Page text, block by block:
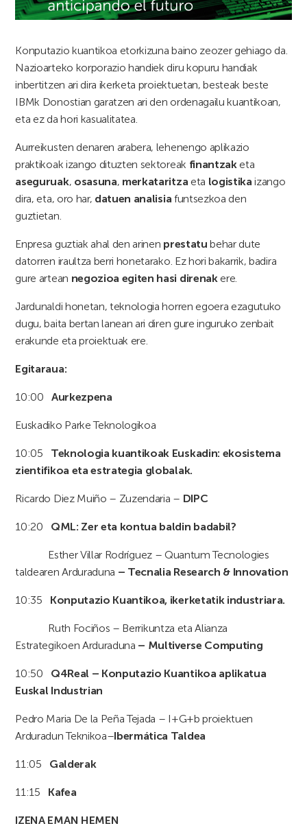
Konputazio kuantikoa etorkizuna baino zeozer gehiago da.
Nazioarteko korporazio handiek diru kopuru handiak
inbertitzen ari dira ikerketa proiektuetan, besteak beste
IBMk Donostian garatzen ari den ordenagailu kuantikoan,
eta ez da hori kasualitatea.
Aurreikusten denaren arabera, lehenengo aplikazio
praktikoak izango dituzten sektoreak finantzak eta
aseguruak, osasuna, merkataritza eta logistika izango
dira, eta, oro har, datuen analisia funtsezkoa den
guztietan.
Enpresa guztiak ahal den arinen prestatu behar dute
datorren iraultza berri honetarako. Ez hori bakarrik, badira
gure artean negozioa egiten hasi direnak ere.
Jardunaldi honetan, teknologia horren egoera ezagutuko
dugu, baita bertan lanean ari diren gure inguruko zenbait
erakunde eta proiektuak ere.
Egitaraua:
10:00 Aurkezpena
Euskadiko Parke Teknologikoa
10:05 Teknologia kuantikoak Euskadin: ekosistema
zientifikoa eta estrategia globalak.
Ricardo Diez Muiño – Zuzendaria – DIPC
10:20 QML: Zer eta kontua baldin badabil?
Esther Villar Rodríguez – Quantum Tecnologies
taldearen Arduraduna – Tecnalia Research & Innovation
10:35 Konputazio Kuantikoa, ikerketatik industriara.
Ruth Fociños – Berrikuntza eta Alianza
Estrategikoen Arduraduna – Multiverse Computing
10:50 Q4Real – Konputazio Kuantikoa aplikatua
Euskal Industrian
Pedro Maria De la Peña Tejada – I+G+b proiektuen
Arduradun Teknikoa–Ibermática Taldea
11:05 Galderak
11:15 Kafea
IZENA EMAN HEMEN